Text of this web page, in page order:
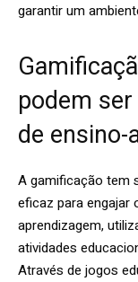
garantir um
podem
de ensino-
A gamificação tem
eficaz para engajar
aprendizagem,
atividades
Através de jogos